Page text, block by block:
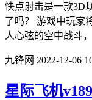
快点射击是一款3D
了吗？ 游戏中玩家
人心弦的空中战斗
九锋网 2022-12-06
星际飞机